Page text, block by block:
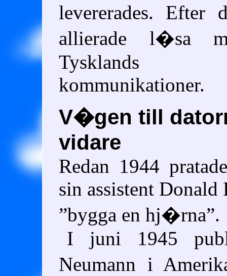
levererades. Efter
allierade l�sa
Tysklands
kommunikationer.
V�gen till
vidare
Redan 1944
sin assistent
bygga en hj�rna .
I juni 1945
Neumann i